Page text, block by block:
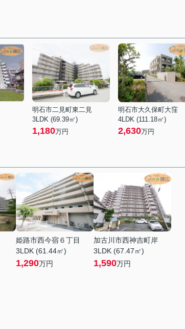
明石市二見町東二見
3LDK (69.39㎡)
1,180万円
明石市大久保町大窪
4LDK (111.18㎡)
2,630万円
姫路市西今宿６丁目
3LDK (61.44㎡)
1,290万円
加古川市西神吉町岸
3LDK (67.47㎡)
1,590万円